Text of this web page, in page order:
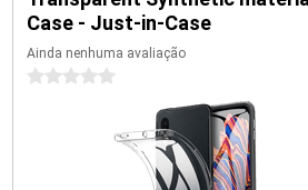
Case - Just-in-Case
Ainda nenhuma avaliação
0 estrelas